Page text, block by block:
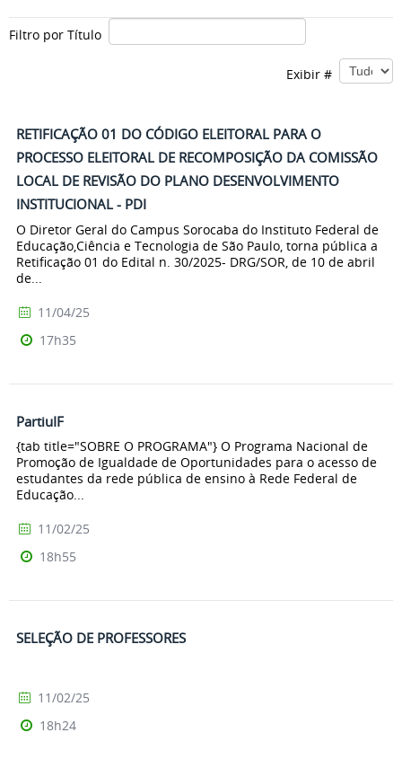
Filtro por Título
Exibir #
RETIFICAÇÃO 01 DO CÓDIGO ELEITORAL PARA O
PROCESSO ELEITORAL DE RECOMPOSIÇÃO DA COMISSÃO
LOCAL DE REVISÃO DO PLANO DESENVOLVIMENTO
INSTITUCIONAL - PDI
O Diretor Geral do Campus Sorocaba do Instituto Federal de
Educação,Ciência e Tecnologia de São Paulo, torna pública a
Retificação 01 do Edital n. 30/2025- DRG/SOR, de 10 de abril
de...
11/04/25
17h35
PartiuIF
{tab title="SOBRE O PROGRAMA"} O Programa Nacional de
Promoção de Igualdade de Oportunidades para o acesso de
estudantes da rede pública de ensino à Rede Federal de
Educação...
11/02/25
18h55
SELEÇÃO DE PROFESSORES
11/02/25
18h24